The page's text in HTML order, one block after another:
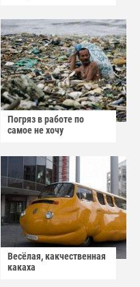
Погряз в работе по
самое не хочу
Весёлая, какчественная
какаха